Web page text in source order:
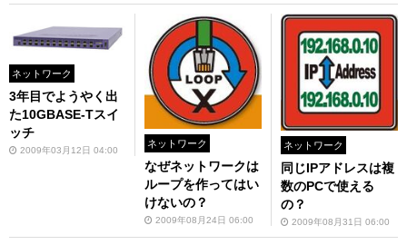
ネットワーク
3年目でようやく出
た10GBASE-Tスイ
ッチ
2009年03月12日 04:00
ネットワーク
なぜネットワークは
ループを作ってはい
けないの？
2009年08月24日 06:00
ネットワーク
同じIPアドレスは複
数のPCで使える
の？
2009年08月31日 06:00